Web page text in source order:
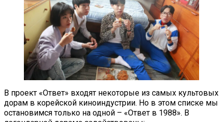
В проект «Ответ» входят некоторые из самых культовых
дорам в корейской киноиндустрии. Но в этом списке мы
остановимся только на одной – «Ответ в 1988». В